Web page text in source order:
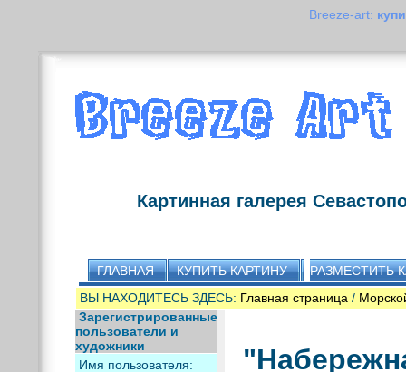
Breeze-art:
Картинная галерея
ГЛАВНАЯ КУПИТЬ КАРТИНУ
РАЗМЕСТИТЬ
ВЫ НАХОДИТЕСЬ ЗДЕСЬ: Главная страница /
Зарегистрированные
пользователи и
художники
Имя пользователя: